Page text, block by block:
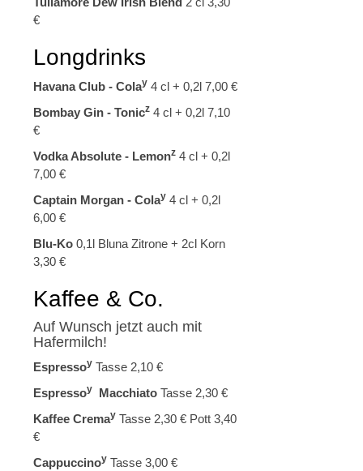
€
Longdrinks
Havana Club - Colay 4 cl + 0,2l 7,00 €
Bombay Gin - Tonicz 4 cl + 0,2l 7,10
€
Vodka Absolute - Lemonz 4 cl + 0,2l
7,00 €
Captain Morgan - Colay 4 cl + 0,2l
6,00 €
Blu-Ko 0,1l Bluna Zitrone + 2cl Korn
3,30 €
Kaffee & Co.
Auf Wunsch jetzt auch mit
Hafermilch!
Espressoy Tasse 2,10 €
Espressoy Macchiato Tasse 2,30 €
Kaffee Cremay Tasse 2,30 € Pott 3,40
€
Cappuccinoy Tasse 3,00 €